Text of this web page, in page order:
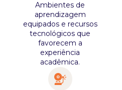
Ambientes de
aprendizagem
equipados e recursos
tecnológicos que
favorecem a
experiência
acadêmica.